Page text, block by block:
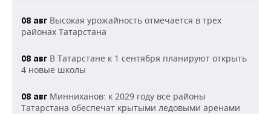
08 авг Высокая урожайность отмечается в трех
районах Татарстана
08 авг В Татарстане к 1 сентября планируют открыть
4 новые школы
08 авг Минниханов: к 2029 году все районы
Татарстана обеспечат крытыми ледовыми аренами